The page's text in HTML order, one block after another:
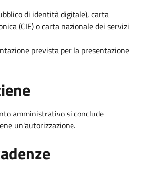
di identità digitale), carta
(CIE) o carta nazionale dei servizi
prevista per la presentazione
amministrativo si conclude
un'autorizzazione.